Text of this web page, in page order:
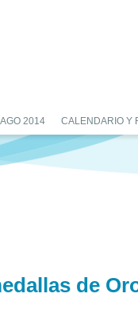
2014 CALENDARIO Y
de